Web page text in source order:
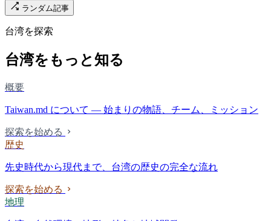
ランダム記事
台湾を探索
台湾をもっと知る
概要
Taiwan.md について — 始まりの物語、チーム、ミッション
探索を始める
歴史
先史時代から現代まで、台湾の歴史の完全な流れ
探索を始める
地理